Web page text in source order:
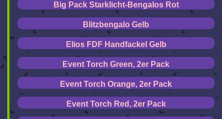
Big Pack Starklicht-Bengalos Rot
Blitzbengalo Gelb
Elios FDF Handfackel Gelb
Event Torch Green, 2er Pack
Event Torch Orange, 2er Pack
Event Torch Red, 2er Pack